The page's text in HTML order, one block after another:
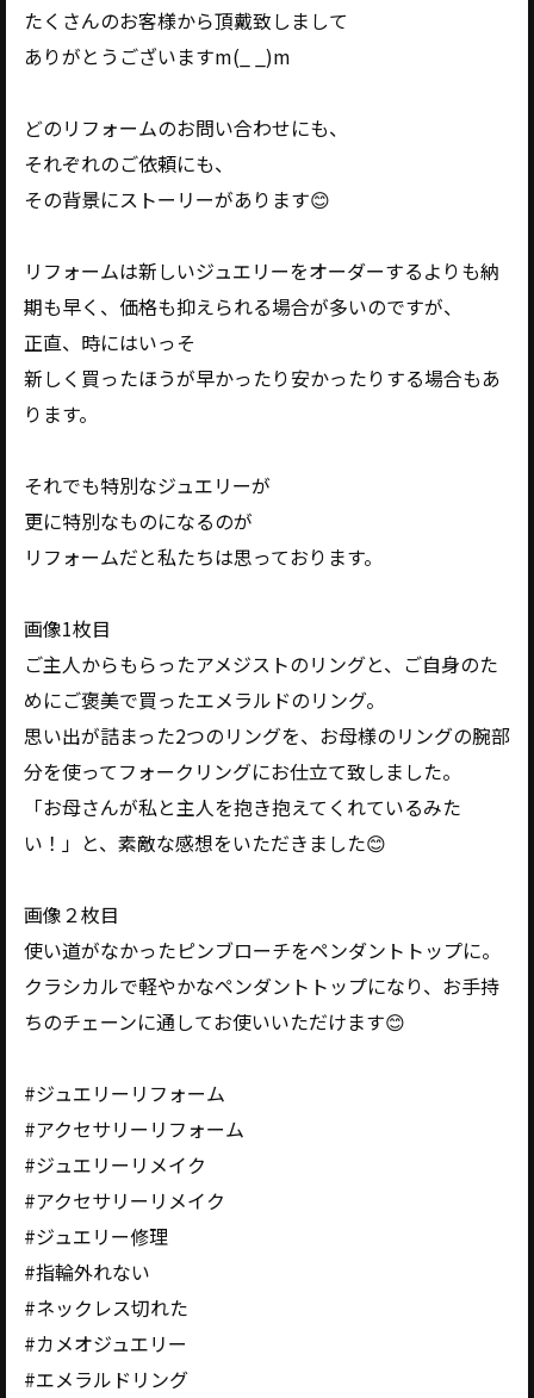
たくさんのお客様から頂戴致しまして
ありがとうございますm(_ _)m
どのリフォームのお問い合わせにも、
それぞれのご依頼にも、
その背景にストーリーがあります😊
リフォームは新しいジュエリーをオーダーするよりも納
期も早く、価格も抑えられる場合が多いのですが、
正直、時にはいっそ
新しく買ったほうが早かったり安かったりする場合もあ
ります。
それでも特別なジュエリーが
更に特別なものになるのが
リフォームだと私たちは思っております。
画像1枚目
ご主人からもらったアメジストのリングと、ご自身のた
めにご褒美で買ったエメラルドのリング。
思い出が詰まった2つのリングを、お母様のリングの腕部
分を使ってフォークリングにお仕立て致しました。
「お母さんが私と主人を抱き抱えてくれているみた
い！」と、素敵な感想をいただきました😊
画像２枚目
使い道がなかったピンブローチをペンダントトップに。
クラシカルで軽やかなペンダントトップになり、お手持
ちのチェーンに通してお使いいただけます😊
#ジュエリーリフォーム
#アクセサリーリフォーム
#ジュエリーリメイク
#アクセサリーリメイク
#ジュエリー修理
#指輪外れない
#ネックレス切れた
#カメオジュエリー
#エメラルドリング